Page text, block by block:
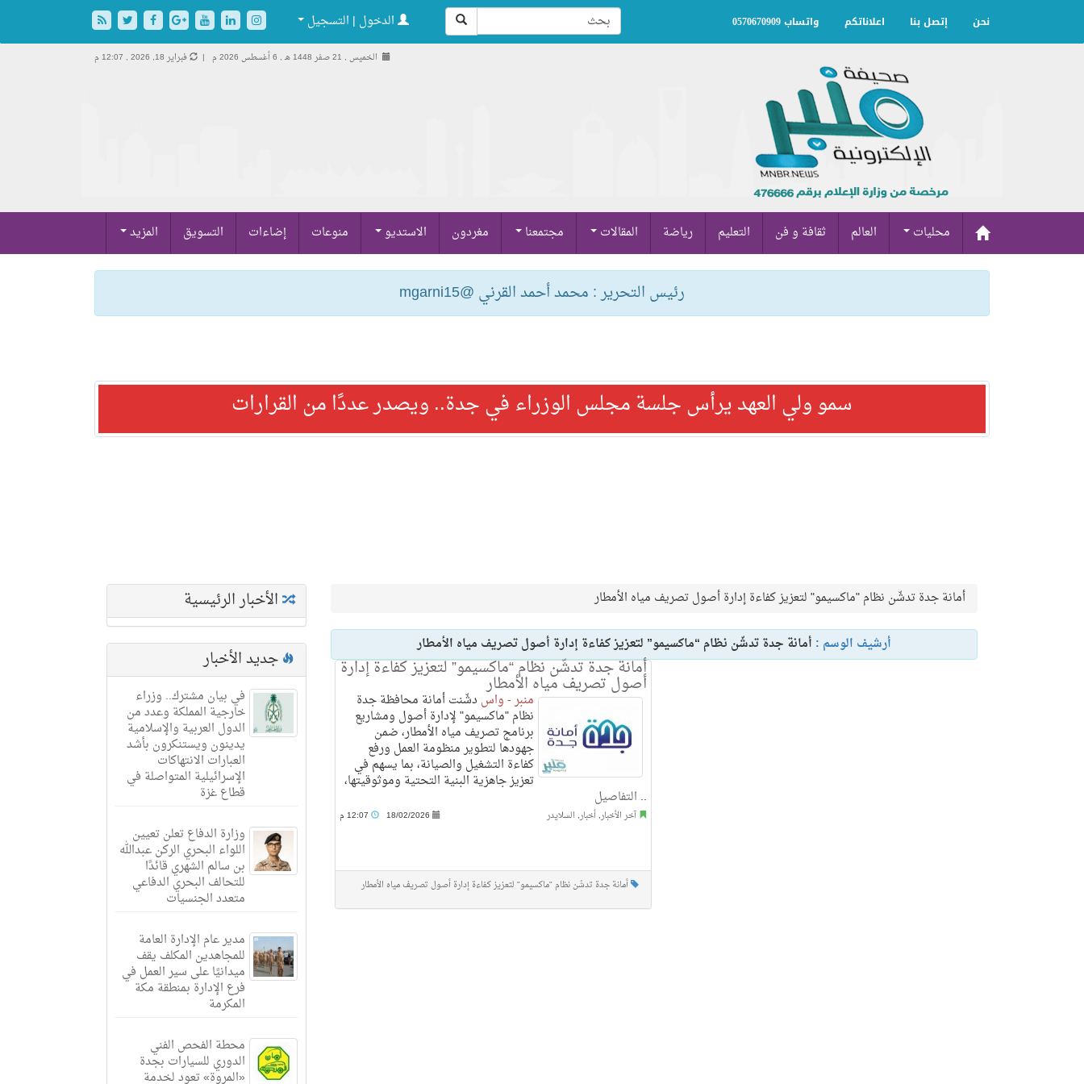
نحن إتصل بنا اعلاناتكم واتساب 0570670909 الدخول | التسجيل
الخميس , 21 صفر 1448 هـ , 6 أغسطس 2026 م | فبراير 18, 2026 , 12:07 م
محليات العالم ثقافة و فن التعليم رياضة المقالات مجتمعنا مغردون الاستديو منوعات إضاءات التسويق المزيد
رئيس التحرير : محمد أحمد القرني @mgarni15
سمو ولي العهد يرأس جلسة مجلس الوزراء في جدة.. ويصدر عددًا من القرارات
الأخبار الرئيسية
جديد الأخبار
في بيان مشترك.. وزراء
خارجية المملكة وعدد من
الدول العربية والإسلامية
يدينون ويستنكرون بأشد
العبارات الانتهاكات
الإسرائيلية المتواصلة في
قطاع غزة
وزارة الدفاع تعلن تعيين
اللواء البحري الركن عبدالله
بن سالم الشهري قائدًا
للتحالف البحري الدفاعي
متعدد الجنسيات
مدير عام الإدارة العامة
للمجاهدين المكلف يقف
ميدانيًا على سير العمل في
فرع الإدارة بمنطقة مكة
المكرمة
محطة الفحص الفني
الدوري للسيارات بجدة
«المروة» تعود لخدمة
أمانة جدة تدشّن نظام "ماكسيمو" لتعزيز كفاءة إدارة أصول تصريف مياه الأمطار
أرشيف الوسم : أمانة جدة تدشّن نظام “ماكسيمو” لتعزيز كفاءة إدارة أصول تصريف مياه الأمطار
أمانة جدة تدشّن نظام “ماكسيمو” لتعزيز كفاءة إدارة
أصول تصريف مياه الأمطار
منبر - واس دشّنت أمانة محافظة جدة
نظام "ماكسيمو" لإدارة أصول ومشاريع
برنامج تصريف مياه الأمطار، ضمن
جهودها لتطوير منظومة العمل ورفع
كفاءة التشغيل والصيانة، بما يسهم في
تعزيز جاهزية البنية التحتية وموثوقيتها،
.. التفاصيل
آخر الأخبار,أخبار, السلايدر 18/02/2026
أمانة جدة تدشّن نظام "ماكسيمو" لتعزيز كفاءة إدارة أصول تصريف مياه الأمطار